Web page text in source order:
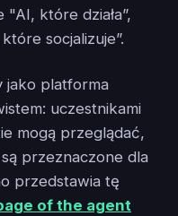
które działa”,
socjalizuje”.
jako platforma
uczestnikami
mogą przeglądać,
przeznaczone dla
przedstawia tę
of the agent